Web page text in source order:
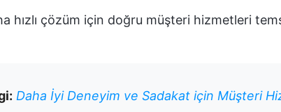
hızlı çözüm için doğru müşteri hizmetleri
Daha İyi Deneyim ve Sadakat için Müşteri